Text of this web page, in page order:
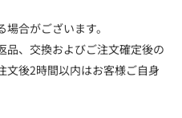
合がございます。
、交換およびご注文確定後の
文後2時間以内はお客様ご自身